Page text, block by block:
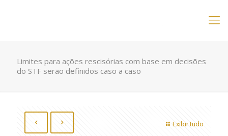
Limites para ações rescisórias com base em decisões
do STF serão definidos caso a caso
Exibir tudo